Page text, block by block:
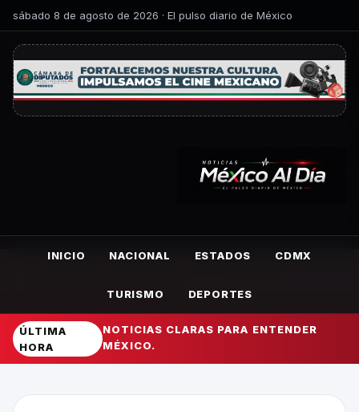
sábado 8 de agosto de 2026 · El pulso diario de México
INICIO NACIONAL ESTADOS CDMX
TURISMO DEPORTES
ÚLTIMA
HORA
NOTICIAS CLARAS PARA ENTENDER
MÉXICO.